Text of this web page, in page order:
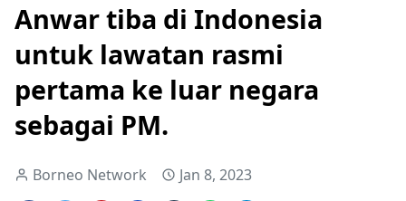
Anwar tiba di Indonesia
untuk lawatan rasmi
pertama ke luar negara
sebagai PM.
Borneo Network Jan 8, 2023